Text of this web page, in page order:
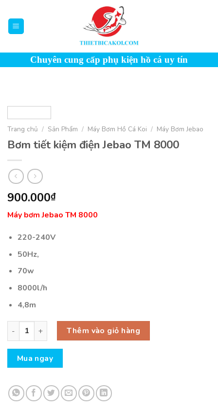
content
Chuyên cung cấp phụ kiện hồ cá uy tín
Trang chủ / Sản Phẩm / Máy Bơm Hồ Cá Koi / Máy Bơm Jebao
Bơm tiết kiệm điện Jebao TM 8000
900.000₫
Máy bơm Jebao TM 8000
220-240V
50Hz,
70w
8000l/h
4,8m
Bơm tiết kiệm điện Jebao TM 8000 số lượng
Thêm vào giỏ hàng
Mua ngay